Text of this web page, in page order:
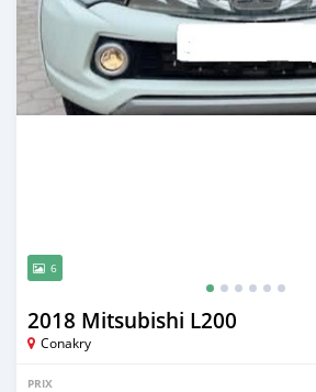
6
2018 Mitsubishi L200
Conakry
PRIX